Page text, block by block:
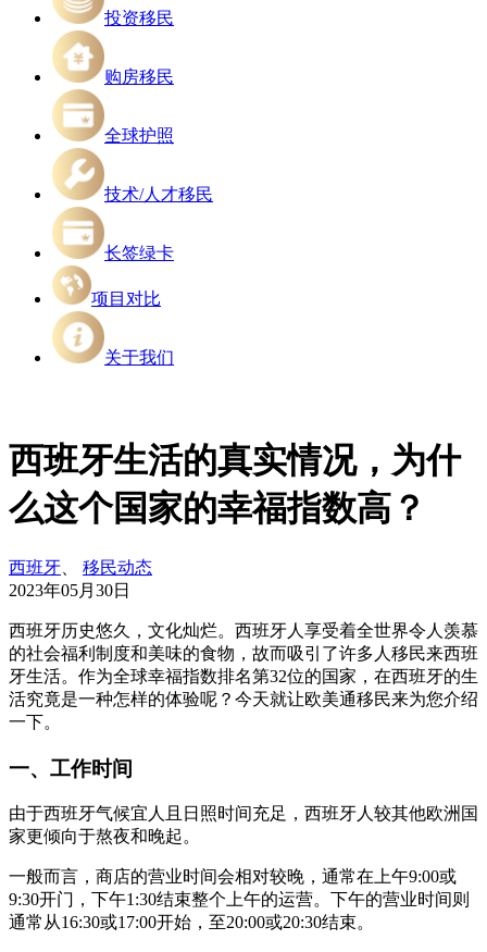
投资移民
购房移民
全球护照
技术/人才移民
长签绿卡
项目对比
关于我们
西班牙生活的真实情况，为什
么这个国家的幸福指数高？
西班牙
移民动态
2023年05月30日
西班牙历史悠久，文化灿烂。西班牙人享受着全世界令人羡慕
的社会福利制度和美味的食物，故而吸引了许多人移民来西班
牙生活。作为全球幸福指数排名第32位的国家，在西班牙的生
活究竟是一种怎样的体验呢？今天就让欧美通移民来为您介绍
一下。
一、工作时间
由于西班牙气候宜人且日照时间充足，西班牙人较其他欧洲国
家更倾向于熬夜和晚起。
一般而言，商店的营业时间会相对较晚，通常在上午9:00或
9:30开门，下午1:30结束整个上午的运营。下午的营业时间则
通常从16:30或17:00开始，至20:00或20:30结束。